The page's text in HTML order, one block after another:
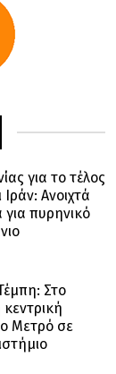
για το τέλος
Ανοιχτά
πυρηνικό
Στο
Μετρό σε